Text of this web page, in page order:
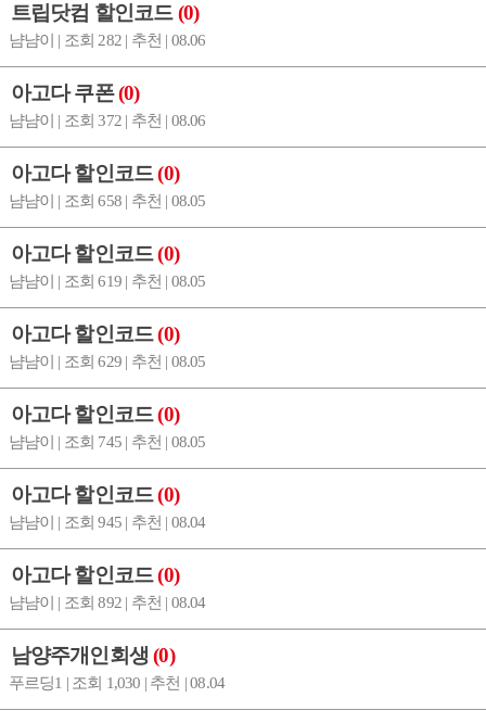
트립닷컴 할인코드(0)
냠냠이 | 조회 282 | 추천 | 08.06
아고다 쿠폰(0)
냠냠이 | 조회 372 | 추천 | 08.06
아고다 할인코드(0)
냠냠이 | 조회 658 | 추천 | 08.05
아고다 할인코드(0)
냠냠이 | 조회 619 | 추천 | 08.05
아고다 할인코드(0)
냠냠이 | 조회 629 | 추천 | 08.05
아고다 할인코드(0)
냠냠이 | 조회 745 | 추천 | 08.05
아고다 할인코드(0)
냠냠이 | 조회 945 | 추천 | 08.04
아고다 할인코드(0)
냠냠이 | 조회 892 | 추천 | 08.04
남양주개인회생(0)
푸르딩1 | 조회 1,030 | 추천 | 08.04